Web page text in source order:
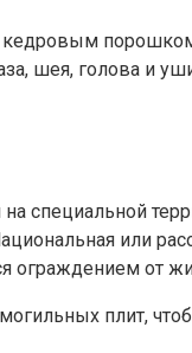
шея, голова и
специальной
или
ограждением от
плит,